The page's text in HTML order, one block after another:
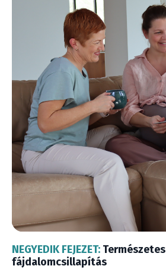
NEGYEDIK FEJEZET: Természetes
fájdalomcsillapítás